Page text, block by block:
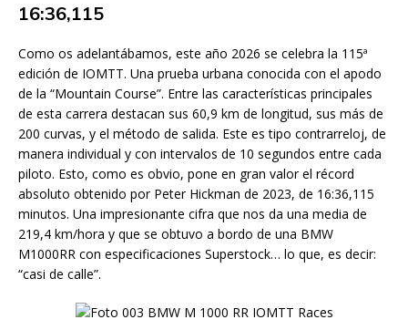
16:36,115
Como os adelantábamos, este año 2026 se celebra la 115ª
edición de IOMTT. Una prueba urbana conocida con el apodo
de la “Mountain Course”. Entre las características principales
de esta carrera destacan sus 60,9 km de longitud, sus más de
200 curvas, y el método de salida. Este es tipo contrarreloj, de
manera individual y con intervalos de 10 segundos entre cada
piloto. Esto, como es obvio, pone en gran valor el récord
absoluto obtenido por Peter Hickman de 2023, de 16:36,115
minutos. Una impresionante cifra que nos da una media de
219,4 km/hora y que se obtuvo a bordo de una BMW
M1000RR con especificaciones Superstock… lo que, es decir:
“casi de calle”.